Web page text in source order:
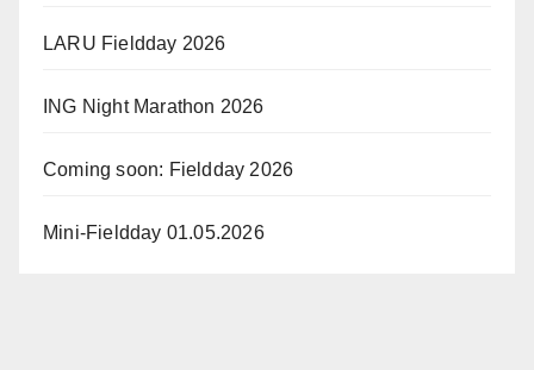
LARU Fieldday 2026
ING Night Marathon 2026
Coming soon: Fieldday 2026
Mini-Fieldday 01.05.2026